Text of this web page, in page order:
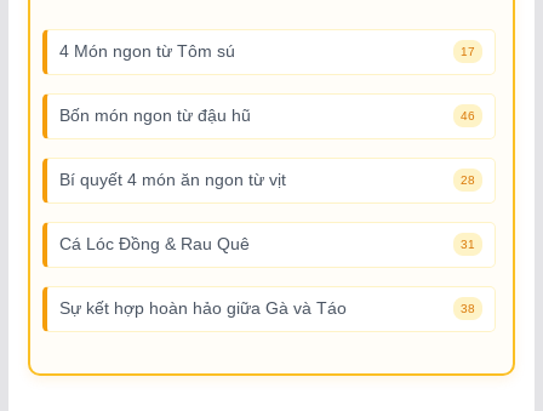
4 Món ngon từ Tôm sú 17
Bốn món ngon từ đậu hũ 46
Bí quyết 4 món ăn ngon từ vịt 28
Cá Lóc Đồng & Rau Quê 31
Sự kết hợp hoàn hảo giữa Gà và Táo 38